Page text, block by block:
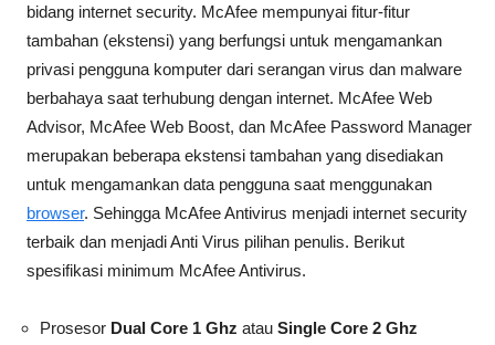
bidang internet security. McAfee mempunyai fitur-fitur
tambahan (ekstensi) yang berfungsi untuk mengamankan
privasi pengguna komputer dari serangan virus dan malware
berbahaya saat terhubung dengan internet. McAfee Web
Advisor, McAfee Web Boost, dan McAfee Password Manager
merupakan beberapa ekstensi tambahan yang disediakan
untuk mengamankan data pengguna saat menggunakan
browser. Sehingga McAfee Antivirus menjadi internet security
terbaik dan menjadi Anti Virus pilihan penulis. Berikut
spesifikasi minimum McAfee Antivirus.
Prosesor Dual Core 1 Ghz atau Single Core 2 Ghz